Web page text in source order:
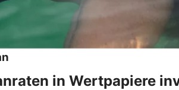
in Wertpapiere